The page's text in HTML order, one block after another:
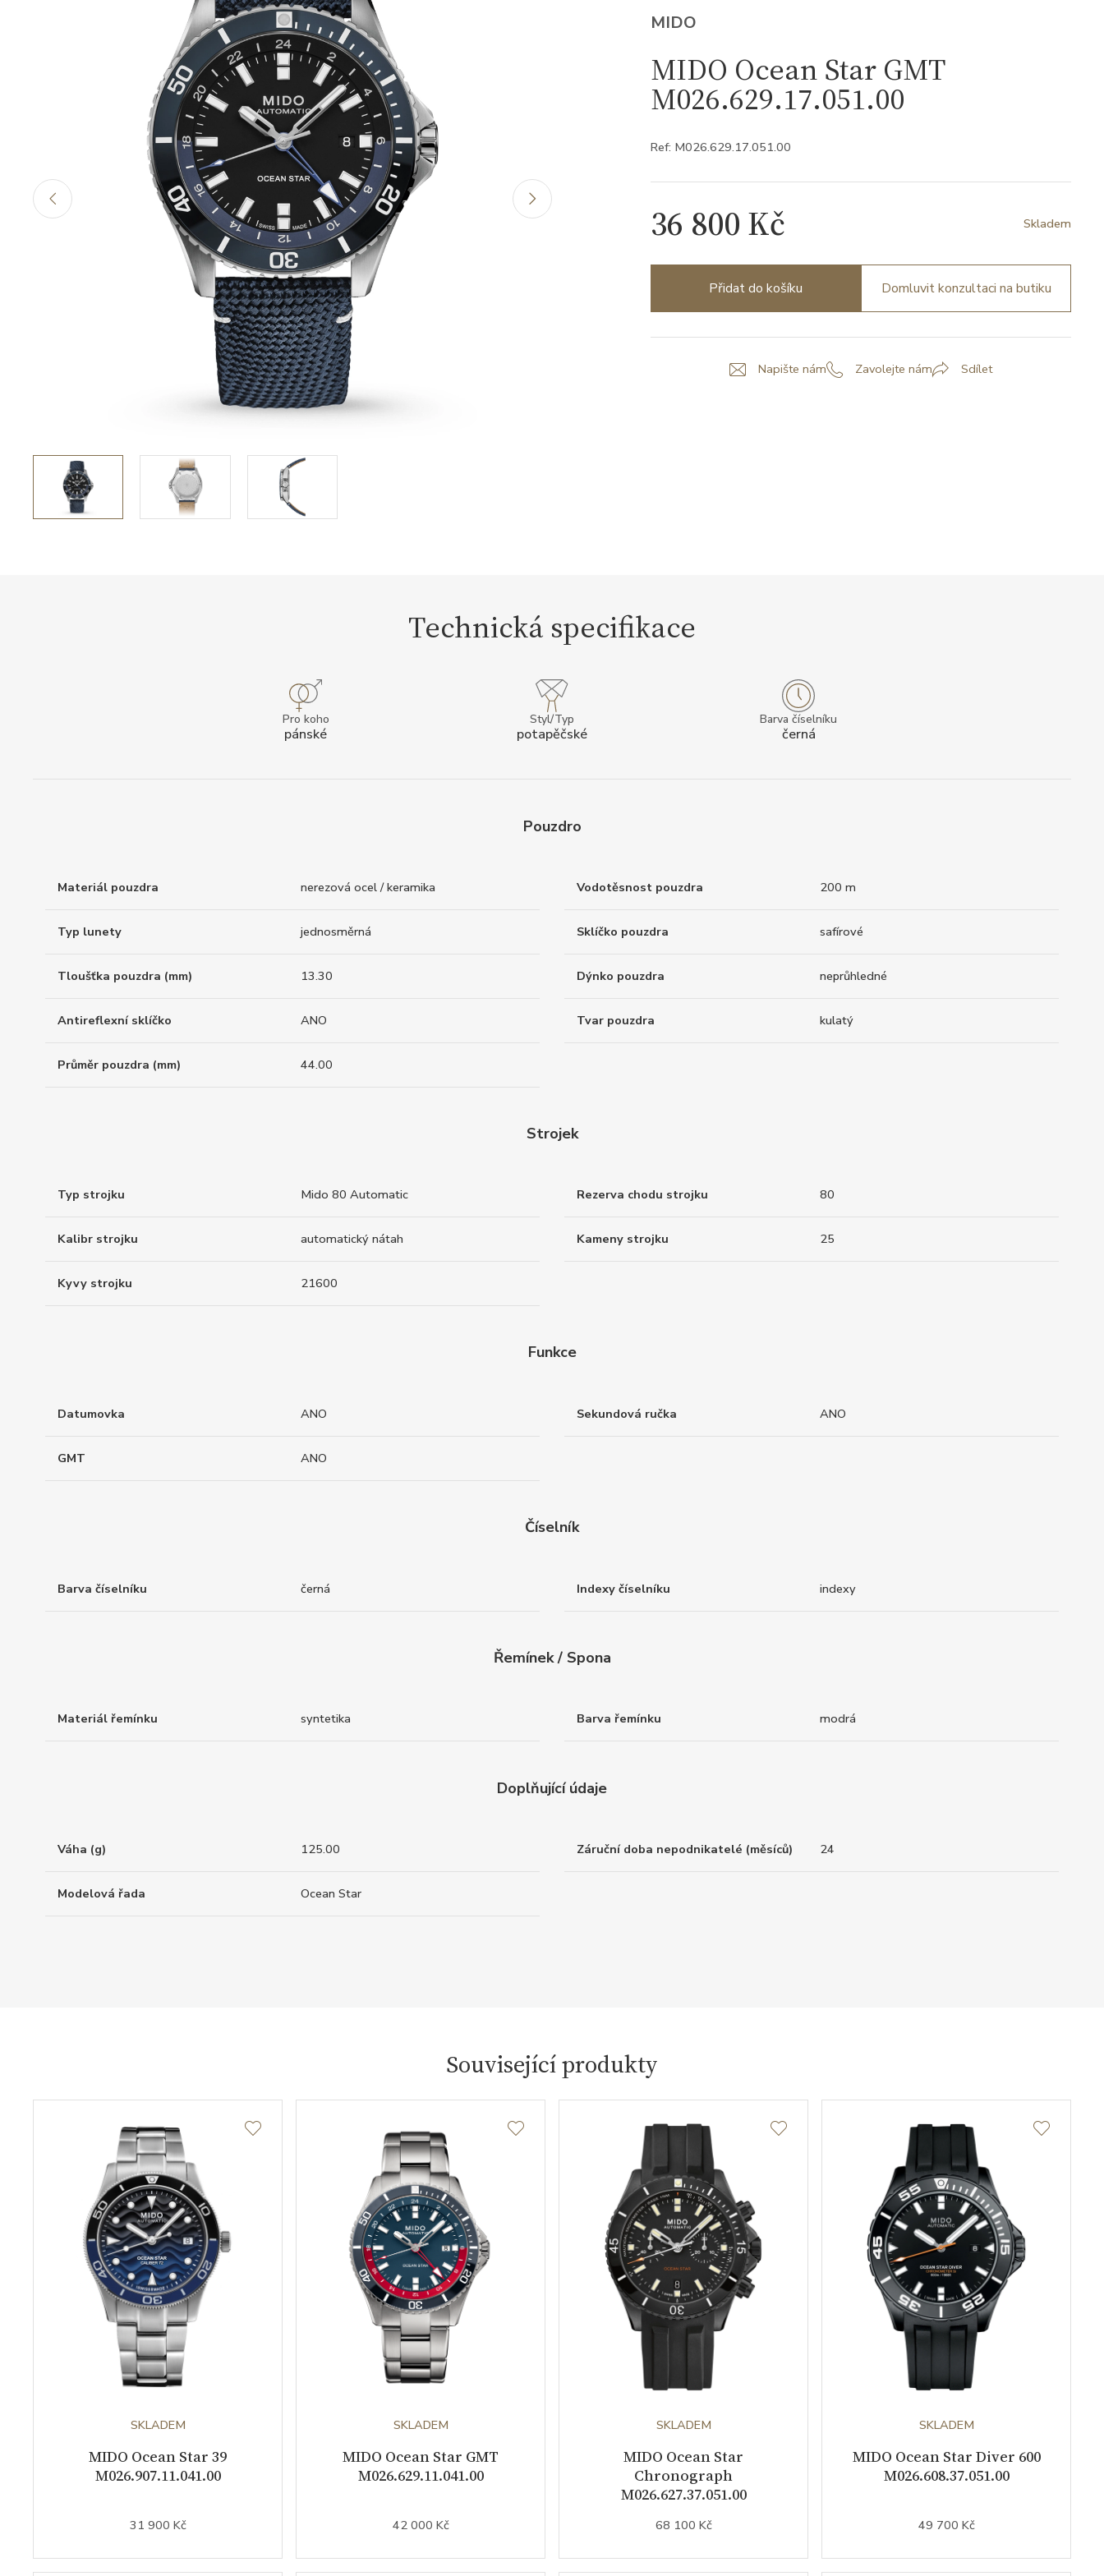
MIDO
MIDO Ocean Star GMT
M026.629.17.051.00
Ref: M026.629.17.051.00
36 800 Kč Skladem
Přidat do košíku Domluvit konzultaci na butiku
Napište nám Zavolejte nám Sdílet
Technická specifikace
Pro koho
pánské
Styl/Typ
potapěčské
Barva číselníku
černá
Pouzdro
Materiál pouzdra nerezová ocel / keramika Vodotěsnost pouzdra 200 m
Typ lunety jednosměrná Sklíčko pouzdra safírové
Tloušťka pouzdra (mm) 13.30 Dýnko pouzdra neprůhledné
Antireflexní sklíčko ANO Tvar pouzdra kulatý
Průměr pouzdra (mm) 44.00
Strojek
Typ strojku Mido 80 Automatic Rezerva chodu strojku 80
Kalibr strojku automatický nátah Kameny strojku 25
Kyvy strojku 21600
Funkce
Datumovka ANO Sekundová ručka ANO
GMT ANO
Číselník
Barva číselníku černá Indexy číselníku indexy
Řemínek / Spona
Materiál řemínku syntetika Barva řemínku modrá
Doplňující údaje
Váha (g) 125.00 Záruční doba nepodnikatelé (měsíců) 24
Modelová řada Ocean Star
Související produkty
SKLADEM
MIDO Ocean Star 39
M026.907.11.041.00
31 900 Kč
SKLADEM
MIDO Ocean Star GMT
M026.629.11.041.00
42 000 Kč
SKLADEM
MIDO Ocean Star
Chronograph
M026.627.37.051.00
68 100 Kč
SKLADEM
MIDO Ocean Star Diver 600
M026.608.37.051.00
49 700 Kč